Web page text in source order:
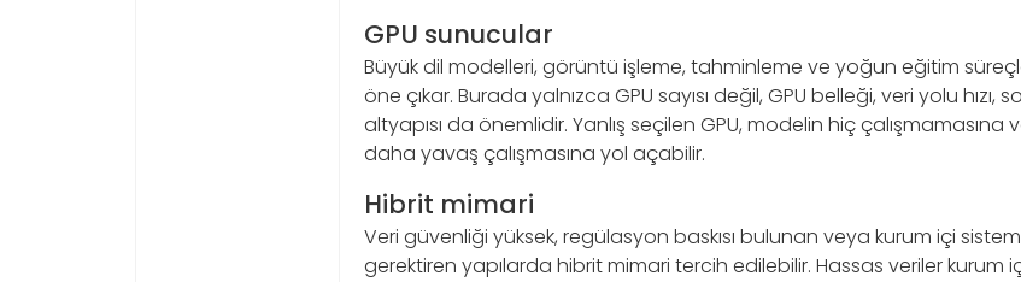
GPU sunucular
Büyük dil modelleri, görüntü işleme, tahminleme ve yoğun eğitim
öne çıkar. Burada yalnızca GPU sayısı değil, GPU belleği, veri yolu
altyapısı da önemlidir. Yanlış seçilen GPU, modelin hiç
daha yavaş çalışmasına yol açabilir.
Hibrit mimari
Veri güvenliği yüksek, regülasyon baskısı bulunan veya kurum içi
gerektiren yapılarda hibrit mimari tercih edilebilir. Hassas veriler kurum